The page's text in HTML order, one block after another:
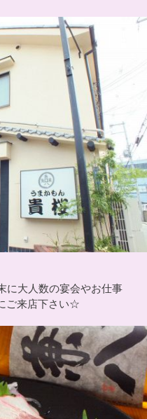
に大人数の宴会やお仕事
ご来店下さい☆